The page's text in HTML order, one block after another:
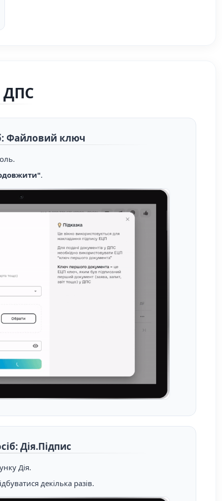
ДПС
Файловий ключ
.
Дія.Підпис
Дія.
декілька разів.